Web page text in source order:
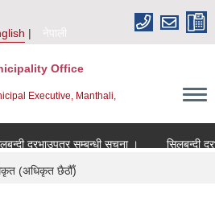
नेपाली
Office
Executive, Manthali,
दरभाउपत्र सम्बन्धी सूचना ।
सिलबन्दी
(अधिकृत छैठौँ)